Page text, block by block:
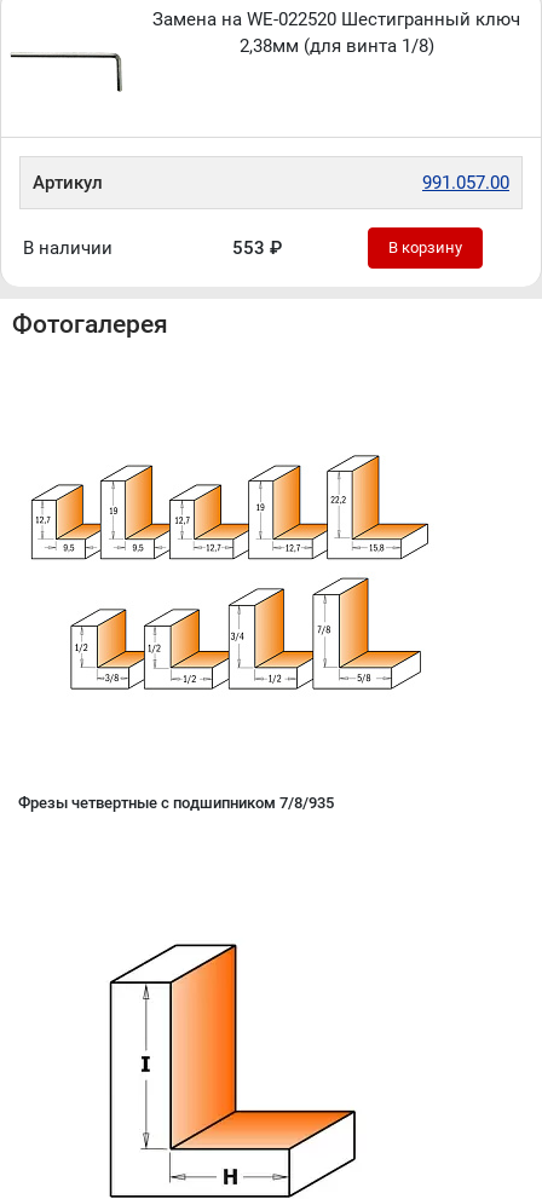
Замена на WE-022520 Шестигранный ключ
2,38мм (для винта 1/8)
Артикул 991.057.00
В наличии 553 ₽ В корзину
Фотогалерея
Фрезы четвертные с подшипником 7/8/935